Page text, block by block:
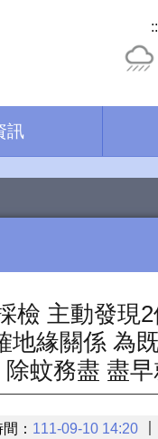
訊
檢 主動發
緣關係 為
蚊務盡 盡早
： 111-09-10 14:20